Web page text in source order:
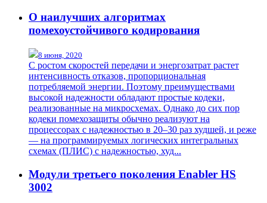
О наилучших алгоритмах
помехоустойчивого кодирования
8 июня, 2020
С ростом скоростей передачи и энергозатрат растет
интенсивность отказов, пропорциональная
потребляемой энергии. Поэтому преимуществами
высокой надежности обладают простые кодеки,
реализованные на микросхемах. Однако до сих пор
кодеки помехозащиты обычно реализуют на
процессорах с надежностью в 20–30 раз худшей, и реже
— на программируемых логических интегральных
схемах (ПЛИС) с надежностью, худ...
Модули третьего поколения Enabler HS
3002